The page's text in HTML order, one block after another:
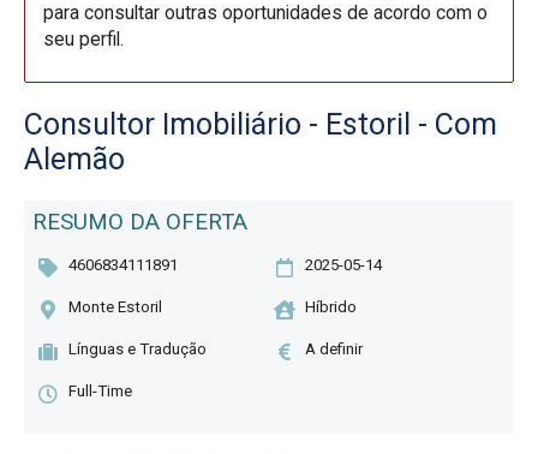
para consultar outras oportunidades de acordo com o
seu perfil.
Consultor Imobiliário - Estoril - Com
Alemão
RESUMO DA OFERTA
4606834111891 2025-05-14
Monte Estoril Híbrido
Línguas e Tradução A definir
Full-Time